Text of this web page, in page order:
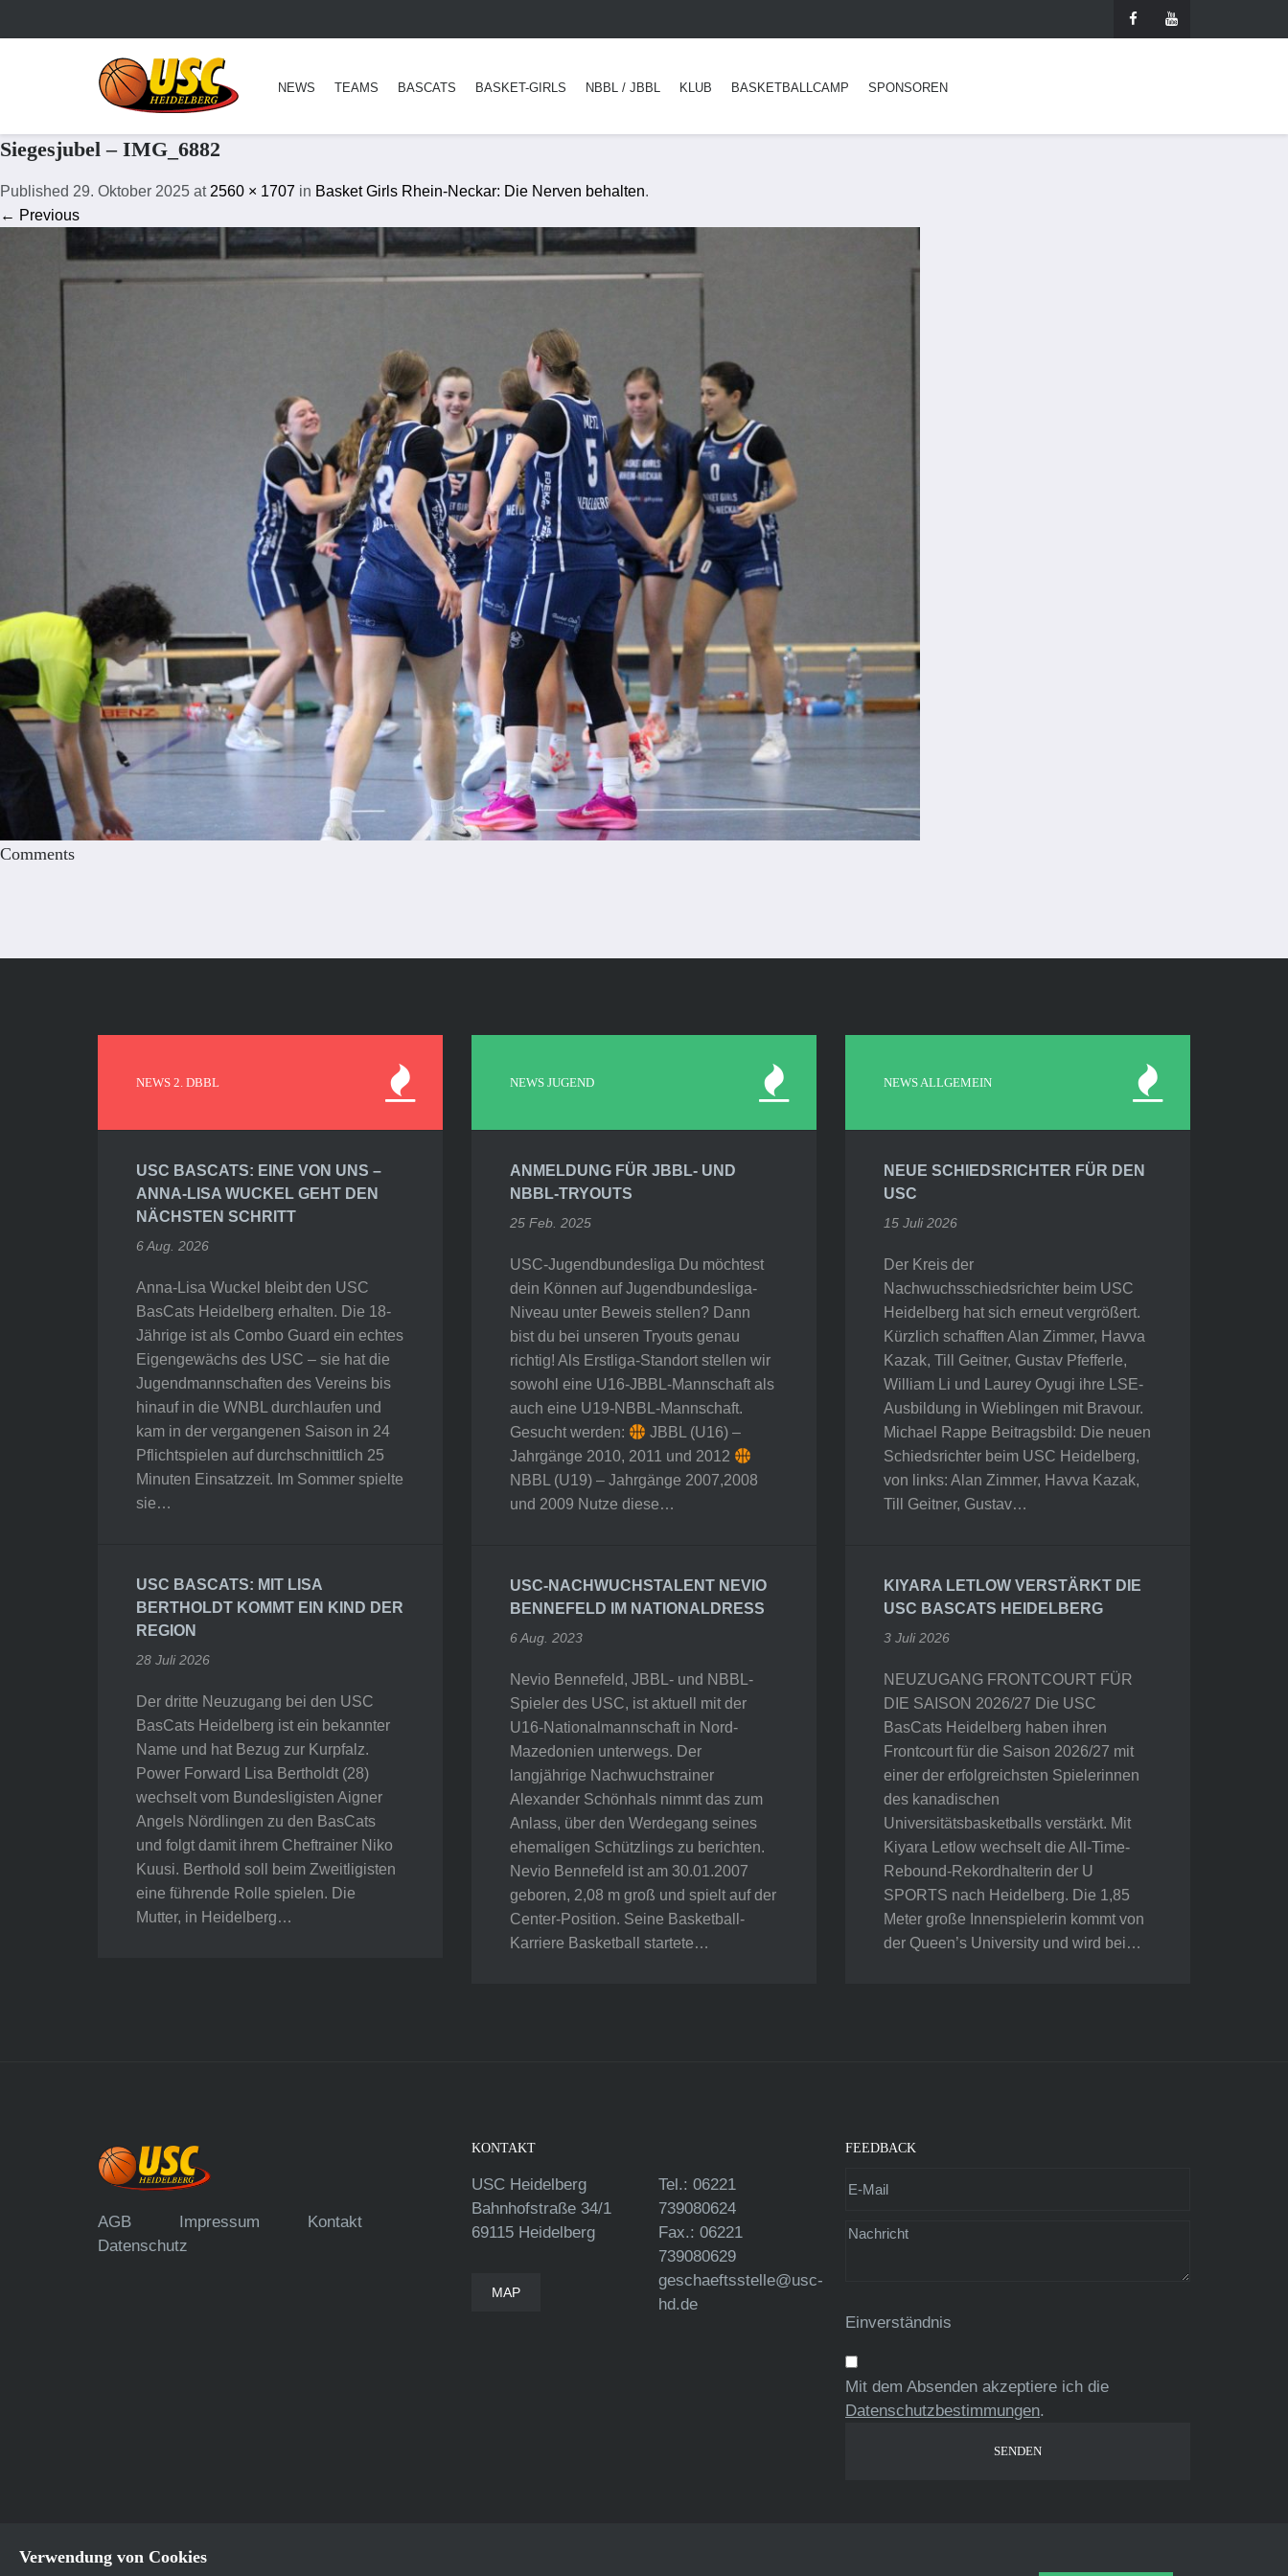
NEWS TEAMS BASCATS BASKET-GIRLS NBBL / JBBL KLUB BASKETBALLCAMP SPONSOREN
Siegesjubel – IMG_6882
Published 29. Oktober 2025 at 2560 × 1707 in Basket Girls Rhein-Neckar: Die Nerven behalten.
← Previous
Comments
NEWS 2. DBBL
USC BASCATS: EINE VON UNS –
ANNA-LISA WUCKEL GEHT DEN
NÄCHSTEN SCHRITT
6 Aug. 2026
Anna-Lisa Wuckel bleibt den USC
BasCats Heidelberg erhalten. Die 18-
Jährige ist als Combo Guard ein echtes
Eigengewächs des USC – sie hat die
Jugendmannschaften des Vereins bis
hinauf in die WNBL durchlaufen und
kam in der vergangenen Saison in 24
Pflichtspielen auf durchschnittlich 25
Minuten Einsatzzeit. Im Sommer spielte
sie…
USC BASCATS: MIT LISA
BERTHOLDT KOMMT EIN KIND DER
REGION
28 Juli 2026
Der dritte Neuzugang bei den USC
BasCats Heidelberg ist ein bekannter
Name und hat Bezug zur Kurpfalz.
Power Forward Lisa Bertholdt (28)
wechselt vom Bundesligisten Aigner
Angels Nördlingen zu den BasCats
und folgt damit ihrem Cheftrainer Niko
Kuusi. Berthold soll beim Zweitligisten
eine führende Rolle spielen. Die
Mutter, in Heidelberg…
NEWS JUGEND
ANMELDUNG FÜR JBBL- UND
NBBL-TRYOUTS
25 Feb. 2025
USC-Jugendbundesliga Du möchtest
dein Können auf Jugendbundesliga-
Niveau unter Beweis stellen? Dann
bist du bei unseren Tryouts genau
richtig! Als Erstliga-Standort stellen wir
sowohl eine U16-JBBL-Mannschaft als
auch eine U19-NBBL-Mannschaft.
Gesucht werden:
JBBL (U16) –
Jahrgänge 2010, 2011 und 2012
NBBL (U19) – Jahrgänge 2007,2008
und 2009 Nutze diese…
USC-NACHWUCHSTALENT NEVIO
BENNEFELD IM NATIONALDRESS
6 Aug. 2023
Nevio Bennefeld, JBBL- und NBBL-
Spieler des USC, ist aktuell mit der
U16-Nationalmannschaft in Nord-
Mazedonien unterwegs. Der
langjährige Nachwuchstrainer
Alexander Schönhals nimmt das zum
Anlass, über den Werdegang seines
ehemaligen Schützlings zu berichten.
Nevio Bennefeld ist am 30.01.2007
geboren, 2,08 m groß und spielt auf der
Center-Position. Seine Basketball-
Karriere Basketball startete…
NEWS ALLGEMEIN
NEUE SCHIEDSRICHTER FÜR DEN
USC
15 Juli 2026
Der Kreis der
Nachwuchsschiedsrichter beim USC
Heidelberg hat sich erneut vergrößert.
Kürzlich schafften Alan Zimmer, Havva
Kazak, Till Geitner, Gustav Pfefferle,
William Li und Laurey Oyugi ihre LSE-
Ausbildung in Wieblingen mit Bravour.
Michael Rappe Beitragsbild: Die neuen
Schiedsrichter beim USC Heidelberg,
von links: Alan Zimmer, Havva Kazak,
Till Geitner, Gustav…
KIYARA LETLOW VERSTÄRKT DIE
USC BASCATS HEIDELBERG
3 Juli 2026
NEUZUGANG FRONTCOURT FÜR
DIE SAISON 2026/27 Die USC
BasCats Heidelberg haben ihren
Frontcourt für die Saison 2026/27 mit
einer der erfolgreichsten Spielerinnen
des kanadischen
Universitätsbasketballs verstärkt. Mit
Kiyara Letlow wechselt die All-Time-
Rebound-Rekordhalterin der U
SPORTS nach Heidelberg. Die 1,85
Meter große Innenspielerin kommt von
der Queen’s University und wird bei…
AGB Impressum
Kontakt
Datenschutz
KONTAKT
USC Heidelberg
Bahnhofstraße 34/1
69115 Heidelberg
MAP
Tel.: 06221
739080624
Fax.: 06221
739080629
geschaeftsstelle@usc-
hd.de
FEEDBACK
Einverständnis
Mit dem Absenden akzeptiere ich die
Datenschutzbestimmungen.
Verwendung von Cookies